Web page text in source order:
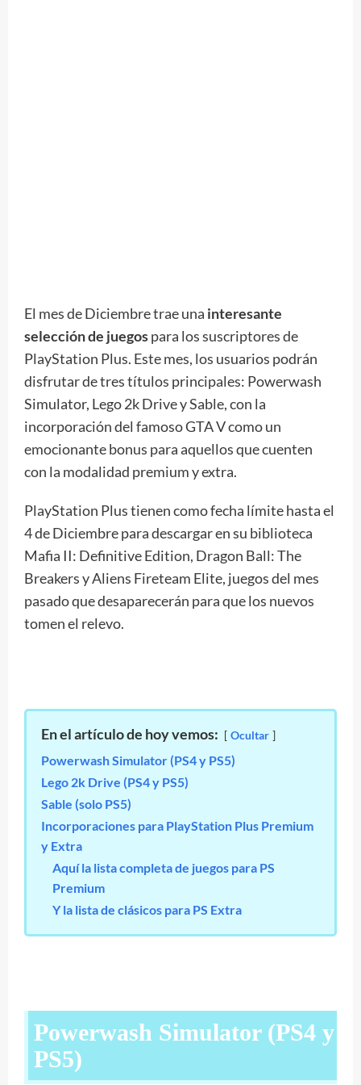
El mes de Diciembre trae una interesante
selección de juegospara los suscriptores de
PlayStation Plus. Este mes, los usuarios podrán
disfrutar de tres títulos principales: Powerwash
Simulator, Lego 2k Drive y Sable, con la
incorporación del famoso GTA V como un
emocionante bonus para aquellos que cuenten
con la modalidad premium y extra.
PlayStation Plus tienen como fecha límite hasta el
4 de Diciembre para descargar en su biblioteca
Mafia II: Definitive Edition, Dragon Ball: The
Breakers y Aliens Fireteam Elite, juegos del mes
pasado que desaparecerán para que los nuevos
tomen el relevo.
En el artículo de hoy vemos: Ocultar
Powerwash Simulator (PS4 y PS5)
Lego 2k Drive (PS4 y PS5)
Sable (solo PS5)
Incorporaciones para PlayStation Plus Premium
y Extra
Aquí la lista completa de juegos para PS
Premium
Y la lista de clásicos para PS Extra
Powerwash Simulator (PS4 y
PS5)